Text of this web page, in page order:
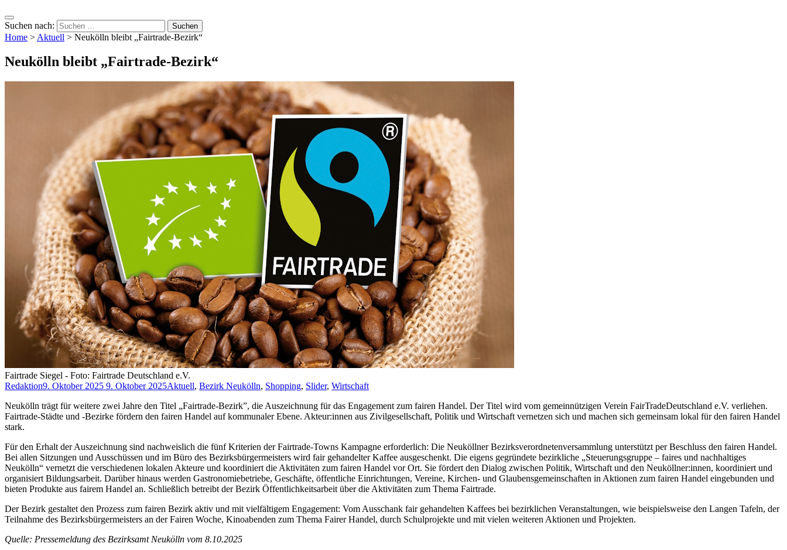
Suchen nach:
Home > Aktuell > Neukölln bleibt „Fairtrade-Bezirk“
Neukölln bleibt „Fairtrade-Bezirk“
Fairtrade Siegel - Foto: Fairtrade Deutschland e.V.
Redaktion9. Oktober 2025 9. Oktober 2025Aktuell, Bezirk Neukölln, Shopping, Slider, Wirtschaft
Neukölln trägt für weitere zwei Jahre den Titel „Fairtrade-Bezirk”, die Auszeichnung für das Engagement zum fairen Handel. Der Titel wird vom gemeinnützigen Verein FairTradeDeutschland e.V. verliehen.
Fairtrade-Städte und -Bezirke fördern den fairen Handel auf kommunaler Ebene. Akteur:innen aus Zivilgesellschaft, Politik und Wirtschaft vernetzen sich und machen sich gemeinsam lokal für den fairen Handel
stark.
Für den Erhalt der Auszeichnung sind nachweislich die fünf Kriterien der Fairtrade-Towns Kampagne erforderlich: Die Neuköllner Bezirksverordnetenversammlung unterstützt per Beschluss den fairen Handel.
Bei allen Sitzungen und Ausschüssen und im Büro des Bezirksbürgermeisters wird fair gehandelter Kaffee ausgeschenkt. Die eigens gegründete bezirkliche „Steuerungsgruppe – faires und nachhaltiges
Neukölln“ vernetzt die verschiedenen lokalen Akteure und koordiniert die Aktivitäten zum fairen Handel vor Ort. Sie fördert den Dialog zwischen Politik, Wirtschaft und den Neuköllner:innen, koordiniert und
organisiert Bildungsarbeit. Darüber hinaus werden Gastronomiebetriebe, Geschäfte, öffentliche Einrichtungen, Vereine, Kirchen- und Glaubensgemeinschaften in Aktionen zum fairen Handel eingebunden und
bieten Produkte aus fairem Handel an. Schließlich betreibt der Bezirk Öffentlichkeitsarbeit über die Aktivitäten zum Thema Fairtrade.
Der Bezirk gestaltet den Prozess zum fairen Bezirk aktiv und mit vielfältigem Engagement: Vom Ausschank fair gehandelten Kaffees bei bezirklichen Veranstaltungen, wie beispielsweise den Langen Tafeln, der
Teilnahme des Bezirksbürgermeisters an der Fairen Woche, Kinoabenden zum Thema Fairer Handel, durch Schulprojekte und mit vielen weiteren Aktionen und Projekten.
Quelle: Pressemeldung des Bezirksamt Neukölln vom 8.10.2025